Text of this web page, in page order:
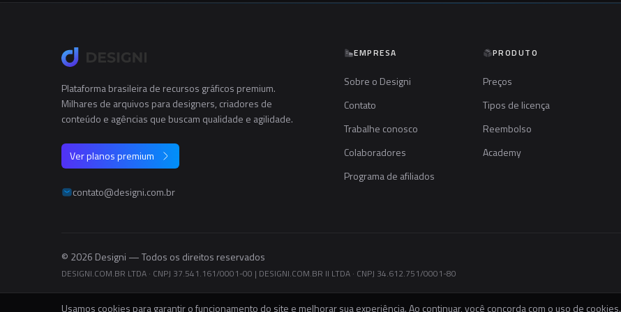
Plataforma brasileira de recursos gráficos premium.
Milhares de arquivos para designers, criadores de
conteúdo e agências que buscam qualidade e agilidade.
Ver planos premium
contato@designi.com.br
EMPRESA
Sobre o Designi
Contato
Trabalhe conosco
Colaboradores
Programa de afiliados
PRODUTO
Preços
Tipos de licença
Reembolso
Academy
© 2026 Designi — Todos os direitos reservados
DESIGNI.COM.BR LTDA · CNPJ 37.541.161/0001-00 | DESIGNI.COM.BR II LTDA · CNPJ 34.612.751/0001-80
Usamos cookies para garantir o funcionamento do site e melhorar sua experiência. Ao continuar, você concorda com o uso de cookies.